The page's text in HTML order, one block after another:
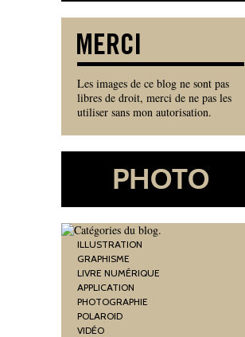
Les images de ce blog ne sont pas
libres de droit, merci de ne pas les
utiliser sans mon autorisation.
ILLUSTRATION
GRAPHISME
LIVRE NUMÉRIQUE
APPLICATION
PHOTOGRAPHIE
POLAROID
VIDÉO